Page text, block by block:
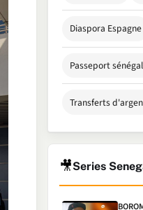
Diaspora Espagne
Passeport
Transferts
🎥Series